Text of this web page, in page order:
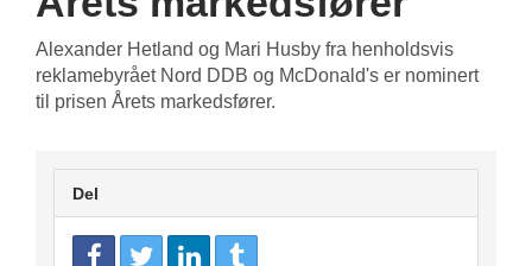
Alexander Hetland og Mari Husby fra henholdsvis
reklamebyrået Nord DDB og McDonald's er nominert
til prisen Årets markedsfører.
Del